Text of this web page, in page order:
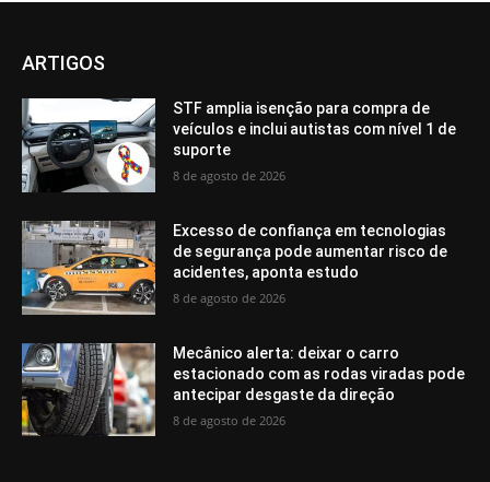
ARTIGOS
STF amplia isenção para compra de
veículos e inclui autistas com nível 1 de
suporte
8 de agosto de 2026
Excesso de confiança em tecnologias
de segurança pode aumentar risco de
acidentes, aponta estudo
8 de agosto de 2026
Mecânico alerta: deixar o carro
estacionado com as rodas viradas pode
antecipar desgaste da direção
8 de agosto de 2026